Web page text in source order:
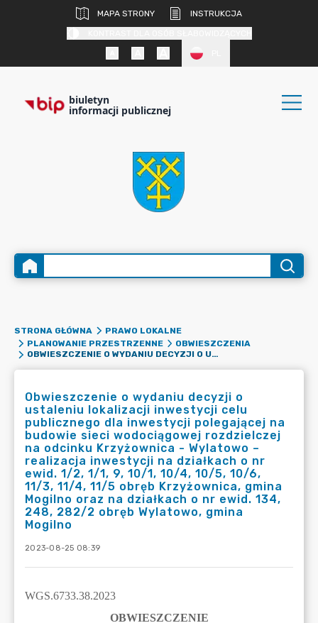
MAPA STRONY
INSTRUKCJA
biuletyn
informacji publicznej
STRONA GŁÓWNA
PRAWO LOKALNE
PLANOWANIE PRZESTRZENNE
OBWIESZCZENIA
OBWIESZCZENIE O WYDANIU DECYZJI O USTALENIU LOKALIZACJI INWESTYCJI CELU PUBLICZNEGO DLA INWESTYCJI POLEGAJĄCEJ NA BUDOWIE SIECI WODOCIĄGOWEJ ROZDZIELCZEJ NA ODCINKU KRZYŻOWNICA - WYLATOWO – REALIZACJA INWESTYCJI NA DZIAŁKACH O NR EWID. 1/2, 1/1, 9, 10/1, 10/4, 10/5, 10/6, 11/3, 11/4, 11/5 OBRĘB KRZYŻOWNICA, GMINA MOGILNO ORAZ NA DZIAŁKACH O NR EWID. 134, 248, 282/2 OBRĘB WYLATOWO, GMINA MOGILNO
Obwieszczenie o wydaniu decyzji o
ustaleniu lokalizacji inwestycji celu
publicznego dla inwestycji polegającej na
budowie sieci wodociągowej rozdzielczej
na odcinku Krzyżownica - Wylatowo –
realizacja inwestycji na działkach o nr
ewid. 1/2, 1/1, 9, 10/1, 10/4, 10/5, 10/6,
11/3, 11/4, 11/5 obręb Krzyżownica, gmina
Mogilno oraz na działkach o nr ewid. 134,
248, 282/2 obręb Wylatowo, gmina
Mogilno
2023-08-25 08:39